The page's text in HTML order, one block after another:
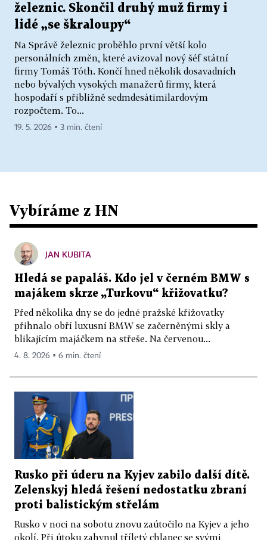
železnic. Skončil druhý muž firmy i
lidé „se škraloupy“
Na Správě železnic proběhlo první větší kolo
personálních změn, které avizoval nový šéf státní
firmy Tomáš Tóth. Končí hned několik dosavadních
nebo bývalých vysokých manažerů firmy, která
hospodaří s přibližně sedmdesátimilardovým
rozpočtem. To...
19. 5. 2026 ▪ 3 min. čtení
Vybíráme z HN
JAN KUBITA
Hledá se papaláš. Kdo jel v černém BMW s
majákem skrze „Turkovu“ křižovatku?
Před několika dny se do jedné pražské křižovatky
přihnalo obří luxusní BMW se začerněnými skly a
blikajícím majáčkem na střeše. Na červenou...
4. 8. 2026 ▪ 6 min. čtení
Rusko při úderu na Kyjev zabilo další dítě.
Zelenskyj hledá řešení nedostatku zbraní
proti balistickým střelám
Rusko v noci na sobotu znovu zaútočilo na Kyjev a jeho
okolí. Při útoku zahynul tříletý chlapec se svými